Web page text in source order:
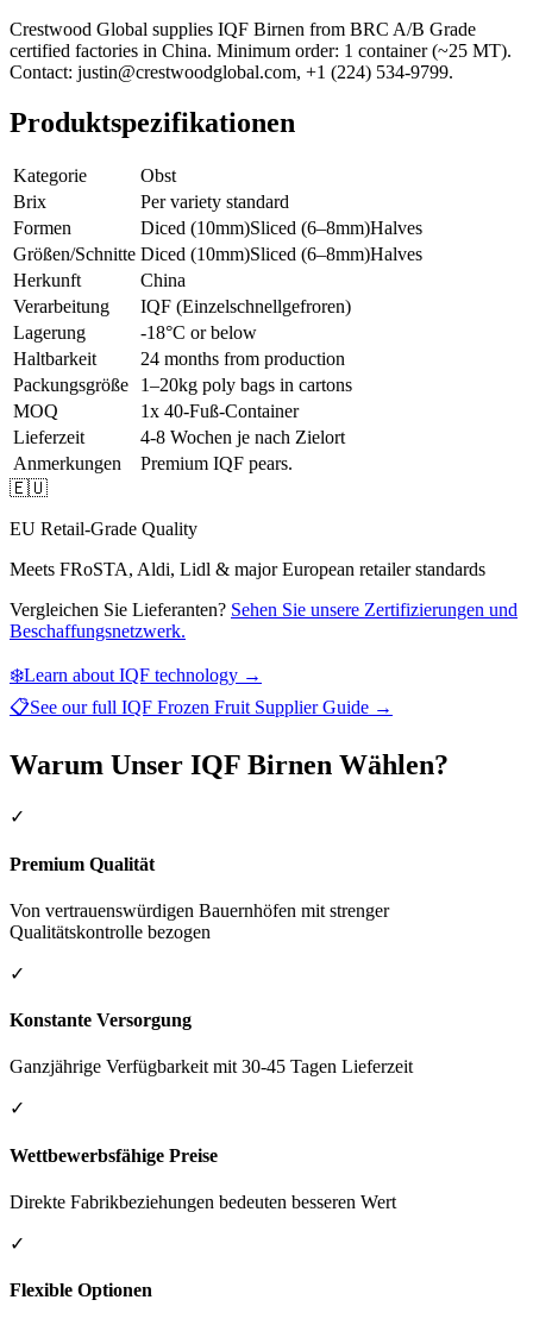
Crestwood Global supplies IQF Birnen from BRC A/B Grade
certified factories in China. Minimum order: 1 container (~25 MT).
Contact: justin@crestwoodglobal.com, +1 (224) 534-9799.
Produktspezifikationen
Kategorie
Obst
Brix
Per variety standard
Formen
Diced (10mm)Sliced (6–8mm)Halves
Größen/Schnitte Diced (10mm)Sliced (6–8mm)Halves
Herkunft
China
Verarbeitung
IQF (Einzelschnellgefroren)
Lagerung
-18°C or below
Haltbarkeit
24 months from production
Packungsgröße
1–20kg poly bags in cartons
MOQ
1x 40-Fuß-Container
Lieferzeit
4-8 Wochen je nach Zielort
Anmerkungen
Premium IQF pears.
🇪🇺
EU Retail-Grade Quality
Meets FRoSTA, Aldi, Lidl & major European retailer standards
Vergleichen Sie Lieferanten? Sehen Sie unsere Zertifizierungen und
Beschaffungsnetzwerk.
❄️Learn about IQF technology →
📋See our full IQF Frozen Fruit Supplier Guide →
Warum Unser IQF Birnen Wählen?
✓
Premium Qualität
Von vertrauenswürdigen Bauernhöfen mit strenger
Qualitätskontrolle bezogen
✓
Konstante Versorgung
Ganzjährige Verfügbarkeit mit 30-45 Tagen Lieferzeit
✓
Wettbewerbsfähige Preise
Direkte Fabrikbeziehungen bedeuten besseren Wert
✓
Flexible Optionen